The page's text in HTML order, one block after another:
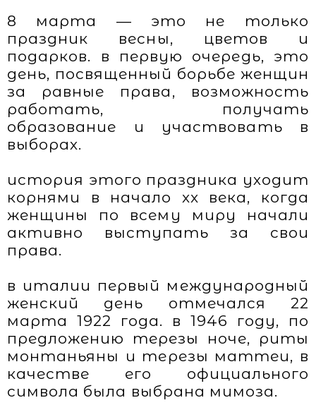
8 марта — это не только
праздник весны, цветов и
подарков. в первую очередь, это
день, посвященный борьбе женщин
за равные права, возможность
работать, получать
образование и участвовать в
выборах.
история этого праздника уходит
корнями в начало xx века, когда
женщины по всему миру начали
активно выступать за свои
права.
в италии первый международный
женский день отмечался 22
марта 1922 года. в 1946 году, по
предложению терезы ноче, риты
монтаньяны и терезы маттеи, в
качестве его официального
символа была выбрана мимоза.